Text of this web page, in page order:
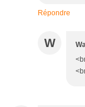
Répondre
W